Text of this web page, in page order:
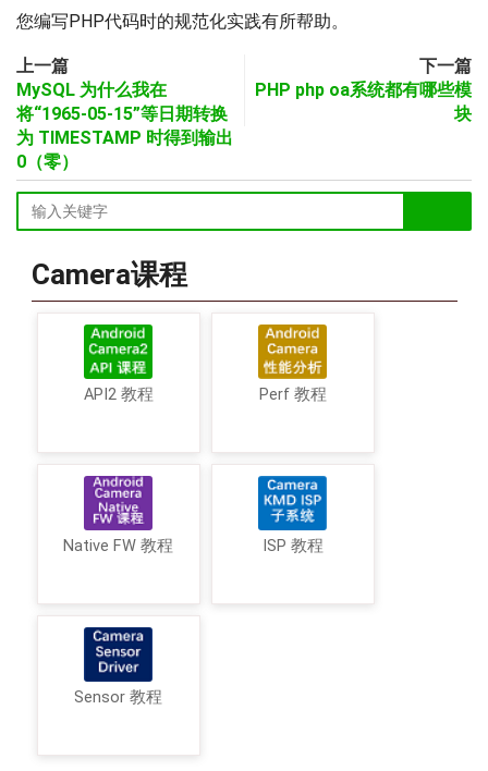
您编写PHP代码时的规范化实践有所帮助。
上一篇
MySQL 为什么我在
将“1965-05-15”等日期转换
为 TIMESTAMP 时得到输出
0（零）
下一篇
PHP php oa系统都有哪些模
块
Camera课程
API2 教程 Perf 教程
Native FW 教程 ISP 教程
Sensor 教程